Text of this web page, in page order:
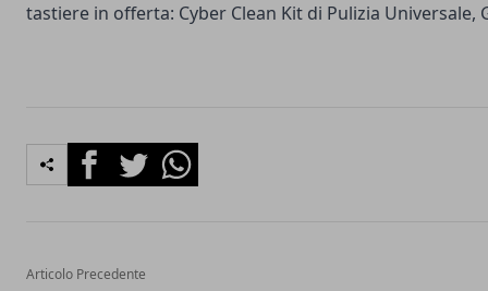
tastiere in offerta: Cyber Clean Kit di Pulizia Universale,
FacebookTwitterWhatsapp
Articolo Precedente